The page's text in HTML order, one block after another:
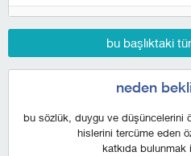
bu başlıktaki
neden
bu sözlük, duygu ve düşüncelerini
hislerini tercüme eden
katkıda bulunmak